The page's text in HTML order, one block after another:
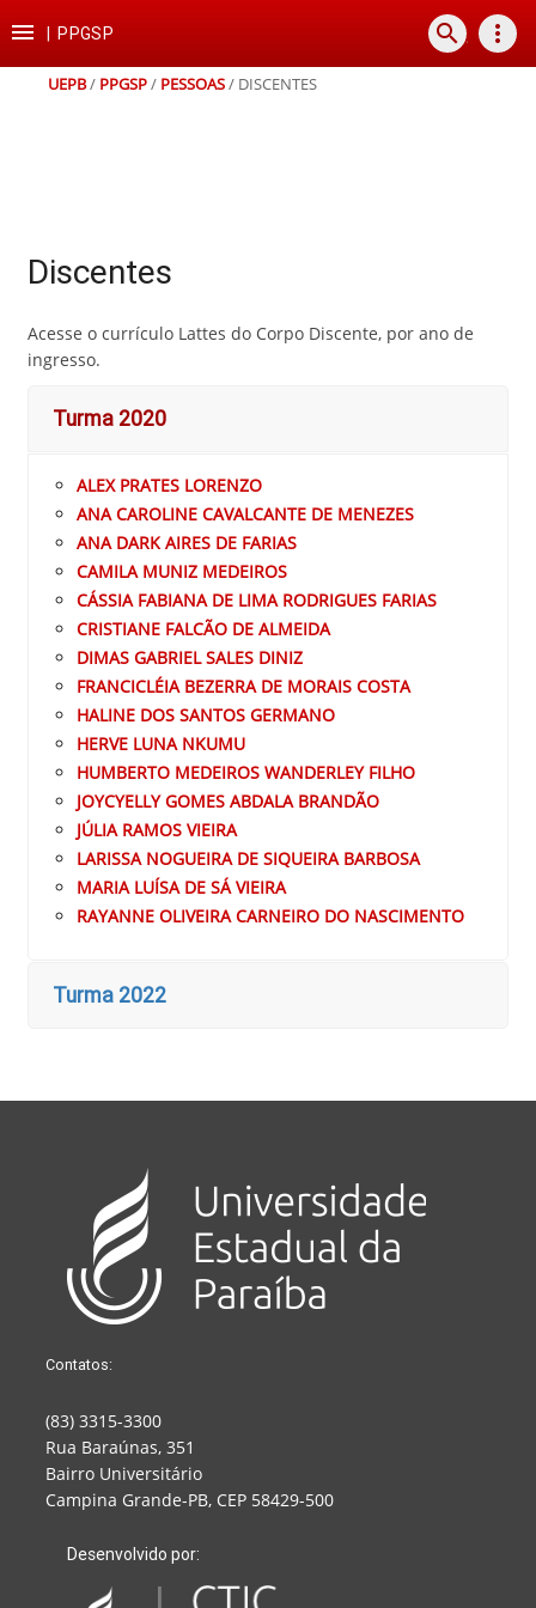
para
conteúdo
para
para
para
rodapé
 PPGSP search more_vert
UEPB/ PPGSP/ PESSOAS/ DISCENTES
Discentes
Acesse o currículo Lattes do Corpo Discente, por ano de
ingresso.
Turma 2020
ALEX PRATES LORENZO
ANA CAROLINE CAVALCANTE DE MENEZES
ANA DARK AIRES DE FARIAS
CAMILA MUNIZ MEDEIROS
CÁSSIA FABIANA DE LIMA RODRIGUES FARIAS
CRISTIANE FALCÃO DE ALMEIDA
DIMAS GABRIEL SALES DINIZ
FRANCICLÉIA BEZERRA DE MORAIS COSTA
HALINE DOS SANTOS GERMANO
HERVE LUNA NKUMU
HUMBERTO MEDEIROS WANDERLEY FILHO
JOYCYELLY GOMES ABDALA BRANDÃO
JÚLIA RAMOS VIEIRA
LARISSA NOGUEIRA DE SIQUEIRA BARBOSA
MARIA LUÍSA DE SÁ VIEIRA
RAYANNE OLIVEIRA CARNEIRO DO NASCIMENTO
Turma 2022
Contatos:
(83) 3315-3300
Rua Baraúnas, 351
Bairro Universitário
Campina Grande-PB, CEP 58429-500
Desenvolvido por: